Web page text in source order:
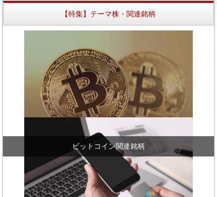
【特集】テーマ株・関連銘柄
ビットコイン関連銘柄